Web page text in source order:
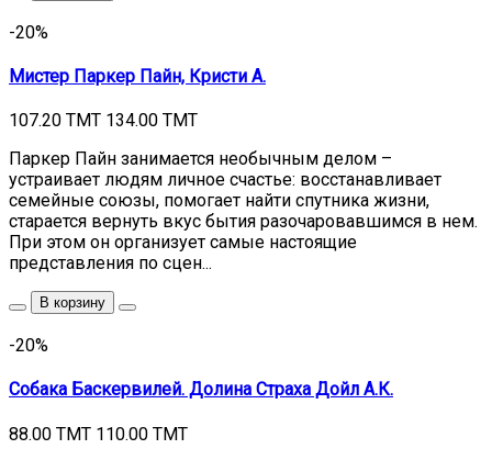
-20%
Мистер Паркер Пайн, Кристи А.
107.20 TMT 134.00 TMT
Паркер Пайн занимается необычным делом –
устраивает людям личное счастье: восстанавливает
семейные союзы, помогает найти спутника жизни,
старается вернуть вкус бытия разочаровавшимся в нем.
При этом он организует самые настоящие
представления по сцен...
В корзину
-20%
Собака Баскервилей. Долина Страха Дойл А.К.
88.00 TMT 110.00 TMT